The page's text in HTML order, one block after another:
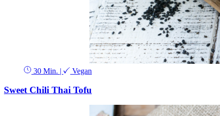
30 Min. | Vegan
Sweet Chili Thai Tofu